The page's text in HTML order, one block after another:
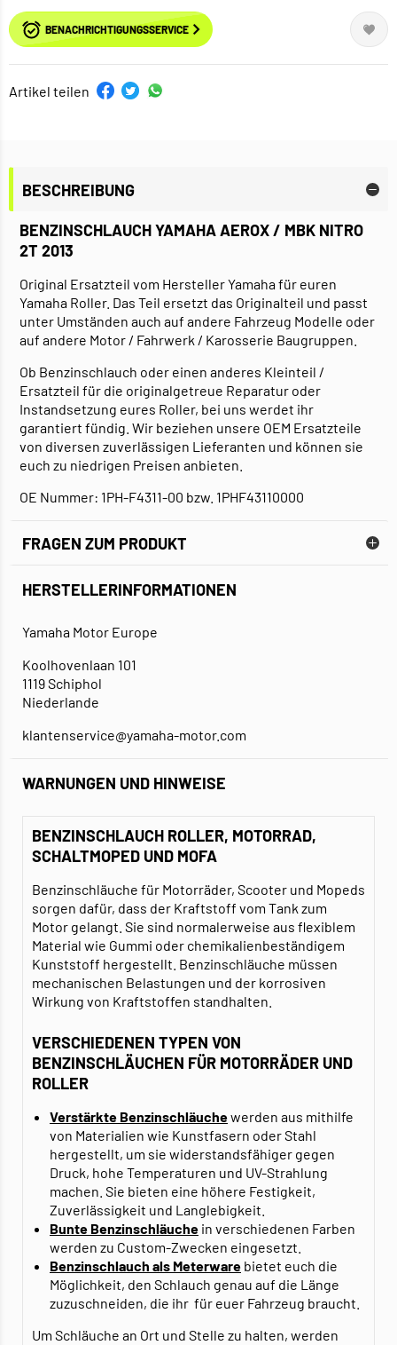
BENACHRICHTIGUNGSSERVICE
Artikel teilen
BESCHREIBUNG
BENZINSCHLAUCH YAMAHA AEROX / MBK NITRO
2T 2013
Original Ersatzteil vom Hersteller Yamaha für euren
Yamaha Roller. Das Teil ersetzt das Originalteil und passt
unter Umständen auch auf andere Fahrzeug Modelle oder
auf andere Motor / Fahrwerk / Karosserie Baugruppen.
Ob Benzinschlauch oder einen anderes Kleinteil /
Ersatzteil für die originalgetreue Reparatur oder
Instandsetzung eures Roller, bei uns werdet ihr
garantiert fündig. Wir beziehen unsere OEM Ersatzteile
von diversen zuverlässigen Lieferanten und können sie
euch zu niedrigen Preisen anbieten.
OE Nummer: 1PH-F4311-00 bzw. 1PHF43110000
FRAGEN ZUM PRODUKT
HERSTELLERINFORMATIONEN
Yamaha Motor Europe
Koolhovenlaan 101
1119 Schiphol
Niederlande
klantenservice@yamaha-motor.com
WARNUNGEN UND HINWEISE
BENZINSCHLAUCH ROLLER, MOTORRAD,
SCHALTMOPED UND MOFA
Benzinschläuche für Motorräder, Scooter und Mopeds
sorgen dafür, dass der Kraftstoff vom Tank zum
Motor gelangt. Sie sind normalerweise aus flexiblem
Material wie Gummi oder chemikalienbeständigem
Kunststoff hergestellt. Benzinschläuche müssen
mechanischen Belastungen und der korrosiven
Wirkung von Kraftstoffen standhalten.
VERSCHIEDENEN TYPEN VON
BENZINSCHLÄUCHEN FÜR MOTORRÄDER UND
ROLLER
Verstärkte Benzinschläuchewerden aus mithilfe
von Materialien wie Kunstfasern oder Stahl
hergestellt, um sie widerstandsfähiger gegen
Druck, hohe Temperaturen und UV-Strahlung
machen. Sie bieten eine höhere Festigkeit,
Zuverlässigkeit und Langlebigkeit.
Bunte Benzinschläuche in verschiedenen Farben
werden zu Custom-Zwecken eingesetzt.
Benzinschlauch als Meterware bietet euch die
Möglichkeit, den Schlauch genau auf die Länge
zuzuschneiden, die ihr für euer Fahrzeug braucht.
Um Schläuche an Ort und Stelle zu halten, werden